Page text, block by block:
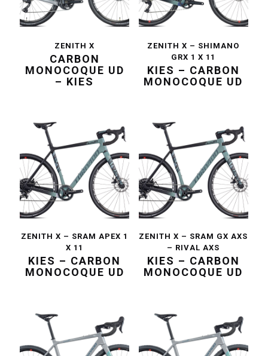
ZENITH X
CARBON
MONOCOQUE UD
– KIES
ZENITH X – SHIMANO
GRX 1 X 11
KIES – CARBON
MONOCOQUE UD
ZENITH X – SRAM APEX 1
X 11
KIES – CARBON
MONOCOQUE UD
ZENITH X – SRAM GX AXS
– RIVAL AXS
KIES – CARBON
MONOCOQUE UD